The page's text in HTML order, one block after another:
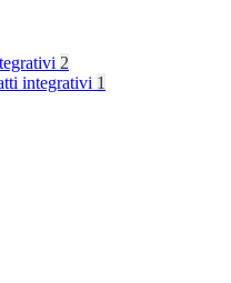
2
integrativi 1